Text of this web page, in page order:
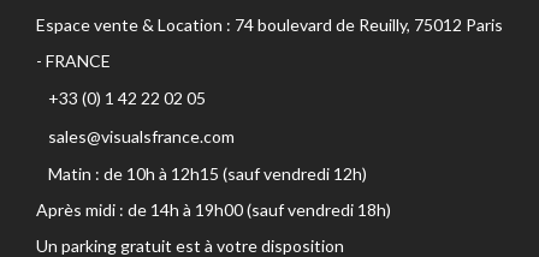
Espace vente & Location : 74 boulevard de Reuilly, 75012 Paris
- FRANCE
+33 (0) 1 42 22 02 05
sales@visualsfrance.com
Matin : de 10h à 12h15 (sauf vendredi 12h)
Après midi : de 14h à 19h00 (sauf vendredi 18h)
Un parking gratuit est à votre disposition